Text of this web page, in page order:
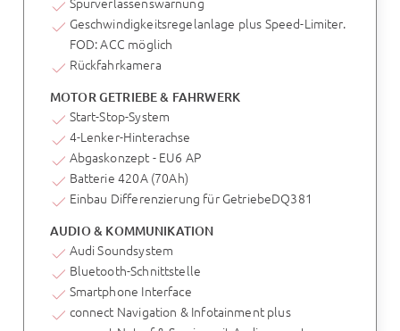
Geschwindigkeitsregelanlage plus Speed-Limiter.
FOD: ACC möglich
Rückfahrkamera
MOTOR GETRIEBE & FAHRWERK
Start-Stop-System
4-Lenker-Hinterachse
Abgaskonzept - EU6 AP
Batterie 420A (70Ah)
Einbau Differenzierung für GetriebeDQ381
AUDIO & KOMMUNIKATION
Audi Soundsystem
Bluetooth-Schnittstelle
Smartphone Interface
connect Navigation & Infotainment plus